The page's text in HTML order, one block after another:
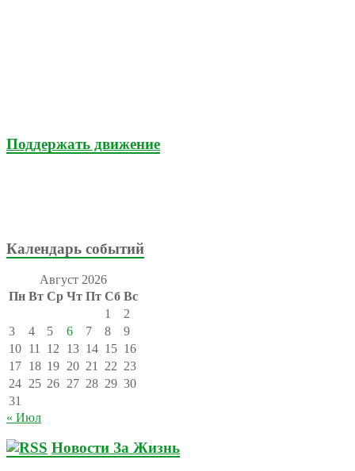
Поддержать движение
Календарь событий
Август 2026
Пн Вт Ср Чт Пт Сб Вс
1
2
3
4 5 6 7 8
9
10 11 12 13 14 15 16
17 18 19 20 21 22 23
24 25 26 27 28 29 30
31
« Июл
Новости За Жизнь